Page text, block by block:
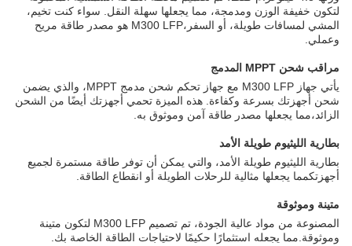
لتكون خفيفة الوزن ومدمجة، مما يجعلها سهلة النقل. سواء كنت تخيم،
المشي لمسافات طويلة، أو السفر،M300 LFP هو مصدر طاقة مريح
وعملي.
مراقب شحن MPPT المدمج
يأتي جهاز M300 LFP مع جهاز تحكم شحن مدمج MPPT، والذي يضمن
شحن أجهزتك بسرعة وكفاءة. هذه الميزة تحمي أجهزتك أيضًا من الشحن
الزائد،مما يجعلها مصدر طاقة آمن وموثوق به.
بطارية الليثيوم طويلة الأمد
بطارية الليثيوم طويلة الأمد، والتي يمكن أن توفر طاقة مستمرة لجميع
أجهزتكمما يجعلها مثالية للرحلات الطويلة أو انقطاع الطاقة.
متينة وموثوقة
المصنوعة من مواد عالية الجودة، تم تصميم M300 LFP لتكون متينة
وموثوقة.مما يجعله استثمارًا حكيمًا لاحتياجات الطاقة الخاصة بك.